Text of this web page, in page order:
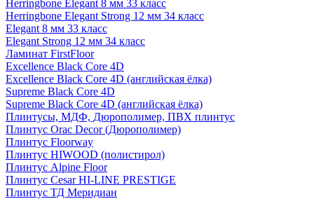
Herringbone Elegant 8 мм 33 класс
Herringbone Elegant Strong 12 мм 34 класс
Elegant 8 мм 33 класс
Elegant Strong 12 мм 34 класс
Ламинат FirstFloor
Excellence Black Core 4D
Excellence Black Core 4D (английская ёлка)
Supreme Black Core 4D
Supreme Black Core 4D (английская ёлка)
Плинтусы, МДФ, Дюрополимер, ПВХ плинтус
Плинтус Orac Decor (Дюрополимер)
Плинтус Floorway
Плинтус HIWOOD (полистирол)
Плинтус Alpine Floor
Плинтус Cesar HI-LINE PRESTIGE
Плинтус ТД Меридиан